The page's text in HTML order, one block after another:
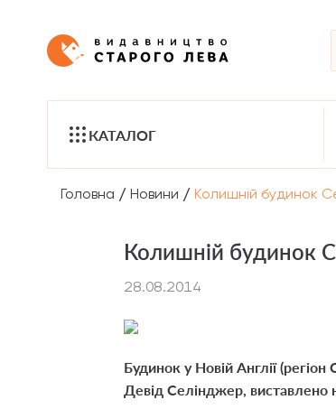
КАТАЛОГ
Головна / Новини / Колишній будинок
Колишній будинок
28.08.2014
Будинок у Новій Англії
Девід Селінджер, виставлено